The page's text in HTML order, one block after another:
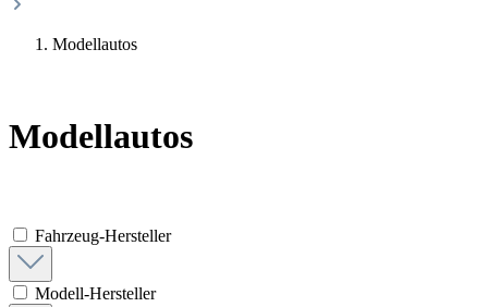
Modellautos
Modellautos
Fahrzeug-Hersteller
Modell-Hersteller